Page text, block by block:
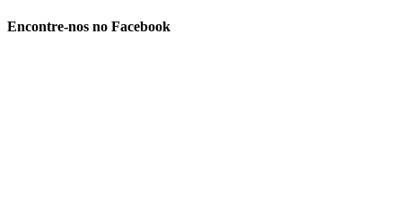
Encontre-nos no Facebook